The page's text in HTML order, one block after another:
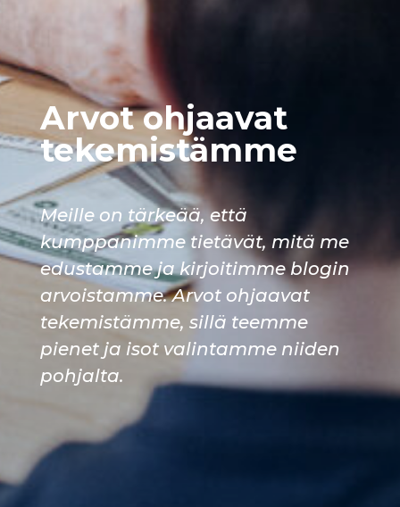
Arvot ohjaavat
tekemistämme
Meille on tärkeää, että
kumppanimme tietävät, mitä me
edustamme ja kirjoitimme blogin
arvoistamme. Arvot ohjaavat
tekemistämme, sillä teemme
pienet ja isot valintamme niiden
pohjalta.